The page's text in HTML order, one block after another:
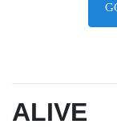
ALIVE